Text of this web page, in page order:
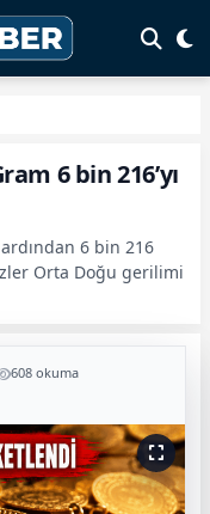
6 bin 216’yı
ardından 6 bin 216
Orta Doğu gerilimi
608 okuma